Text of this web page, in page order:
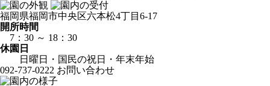
福岡県福岡市中央区六本松4丁目6-17
開所時間
7：30 ～ 18：30
休園日
日曜日・国民の祝日・年末年始
092-737-0222 お問い合わせ